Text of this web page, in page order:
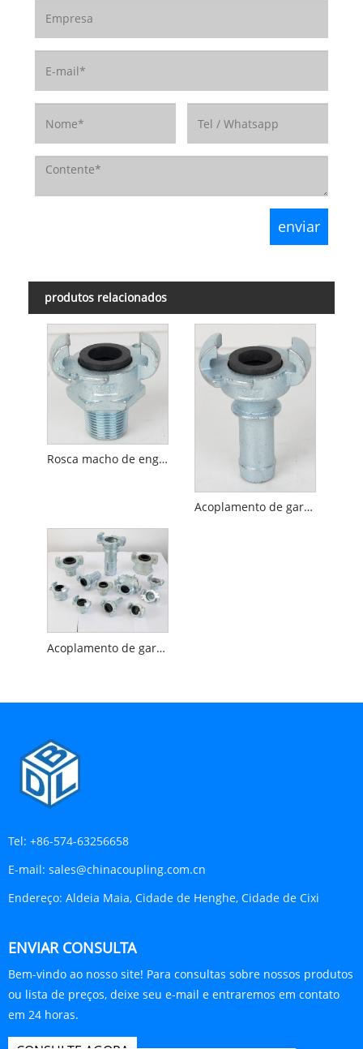
produtos relacionados
Rosca macho de engate de garra universal tipo australiano
Acoplamento de garra universal tipo australiano tipo A
Acoplamento de garra universal tipo australiano tipo S
Tel: +86-574-63256658
E-mail: sales@chinacoupling.com.cn
Endereço: Aldeia Maia, Cidade de Henghe, Cidade de Cixi
ENVIAR CONSULTA
Bem-vindo ao nosso site! Para consultas sobre nossos produtos
ou lista de preços, deixe seu e-mail e entraremos em contato
em 24 horas.